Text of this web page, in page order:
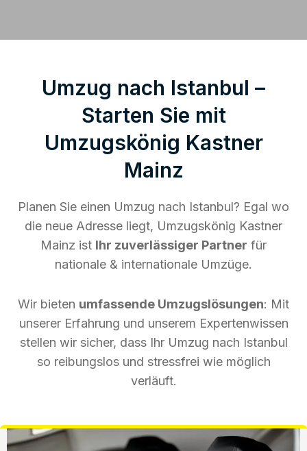
Umzug nach Istanbul –
Starten Sie mit
Umzugskönig Kastner
Mainz
Planen Sie einen Umzug nach Istanbul? Egal wo
die neue Adresse liegt, Umzugskönig Kastner
Mainz ist Ihr zuverlässiger Partner für
nationale & internationale Umzüge.
Wir bieten umfassende Umzugslösungen: Mit
unserer Erfahrung und unserem Expertenwissen
stellen wir sicher, dass Ihr Umzug nach Istanbul
so reibungslos und stressfrei wie möglich
verläuft.